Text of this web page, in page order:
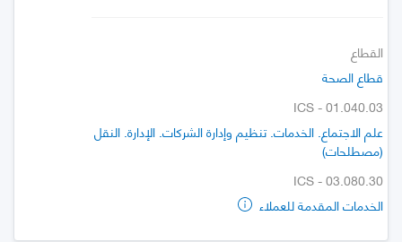
القطاع
قطاع الصحة
ICS - 01.040.03
علم الاجتماع. الخدمات. تنظيم وإدارة الشركات. الإدارة. النقل
(مصطلحات)
ICS - 03.080.30
الخدمات المقدمة للعملاء